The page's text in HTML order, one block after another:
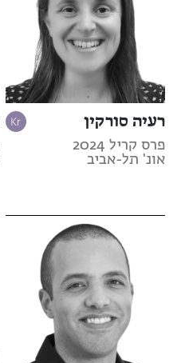
רעיה סורקין
פרס קריל 2024
אונ' תל-אביב